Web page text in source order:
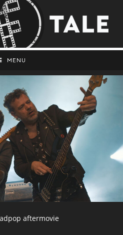
MENU
aftermovie